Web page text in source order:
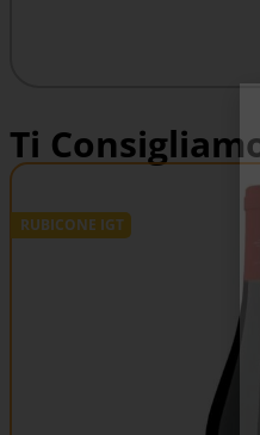
Ti
RUBICONE IGT